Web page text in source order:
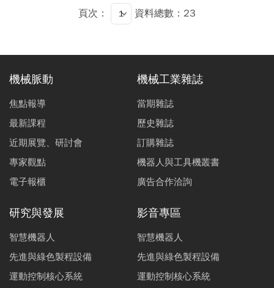
外，此校正機構亦能延伸應用校正多軸力量/力矩之感測
器，對於機器人產業控制技術而言，可以得到多軸力量感
頁次： 資料總數：23
機械脈動
焦點報導
最新課程
近期展覽、研討會
專家觀點
電子報櫃
機械工業雜誌
當期雜誌
歷史雜誌
訂購雜誌
機器人與工具機叢書
廣告合作洽詢
研究與發展
智慧機器人
先進與綠色製程設備
運動控制核心系統
影音專區
智慧機器人
先進與綠色製程設備
運動控制核心系統